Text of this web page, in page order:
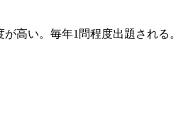
高い。毎年1問程度出題される。